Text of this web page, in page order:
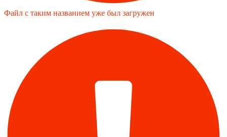
Файл с таким названием уже был загружен